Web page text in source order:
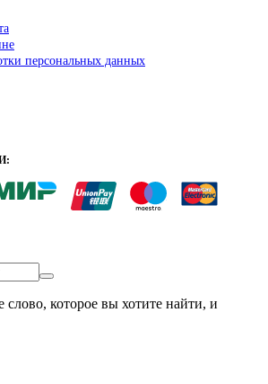
персональных данных
слово, которое вы хотите найти, и